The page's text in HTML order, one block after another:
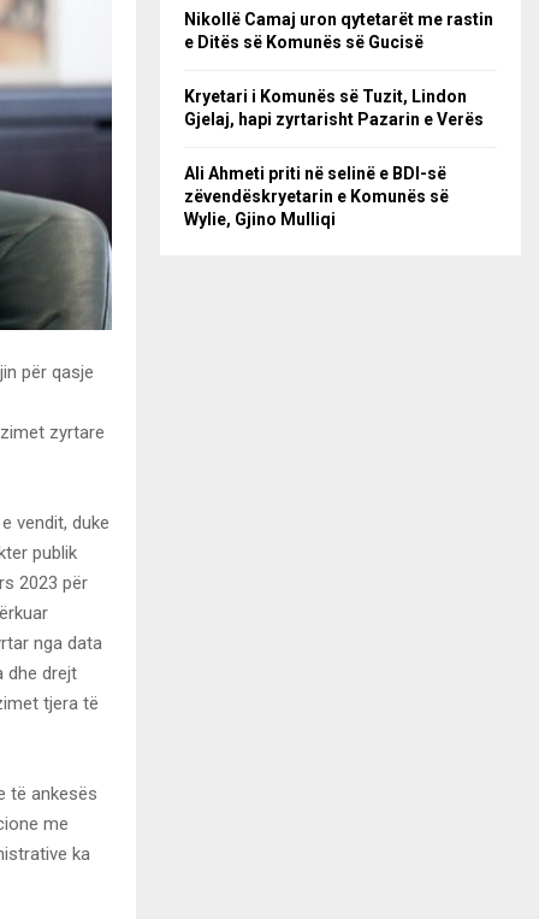
për qasje
zyrtare
vendit, duke
publik
2023 për
nga data
dhe drejt
tjera të
të ankesës
me
ka
Nikollë Camaj uron qytetarët me rastin
e Ditës së Komunës së Gucisë
Kryetari i Komunës së Tuzit, Lindon
Gjelaj, hapi zyrtarisht Pazarin e Verës
Ali Ahmeti priti në selinë e BDI-së
zëvendëskryetarin e Komunës së
Wylie, Gjino Mulliqi